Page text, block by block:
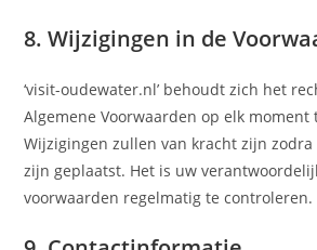
8. Wijzigingen in de
‘visit-oudewater.nl’ behoudt zich het
Algemene Voorwaarden op elk moment
Wijzigingen zullen van kracht zijn zodra
zijn geplaatst. Het is uw
voorwaarden regelmatig te controleren.